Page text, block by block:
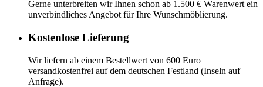
Gerne unterbreiten wir Ihnen schon ab 1.500 € Warenwert ein
unverbindliches Angebot für Ihre Wunschmöblierung.
Kostenlose Lieferung
Wir liefern ab einem Bestellwert von 600 Euro
versandkostenfrei auf dem deutschen Festland (Inseln auf
Anfrage).